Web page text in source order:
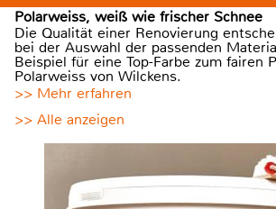
Polarweiss, weiß wie frischer Schnee
Die Qualität einer Renovierung
bei der Auswahl der passenden
Beispiel für eine Top-Farbe zum fairen
Polarweiss von Wilckens.
>> Mehr erfahren
>> Alle anzeigen